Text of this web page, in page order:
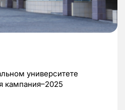
университете
кампания–2025